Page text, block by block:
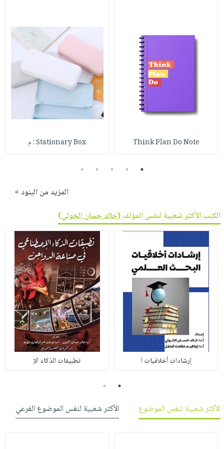
مناسباتيتكرر
انشر
تواصل
معنا
Think Plan Do Note Stationary Box : م
1
2
3
4
5
المزيد من البنود »
الكتب الأكثر شعبية لنفس المؤلف (خالد حسان الخولي)
إرشادات أخلاقيات ا تطبيقات الذكاء الإ
1
2
الأكثر شعبية لنفس الموضوع
الأكثر شعبية لنفس الموضوع الفرعي